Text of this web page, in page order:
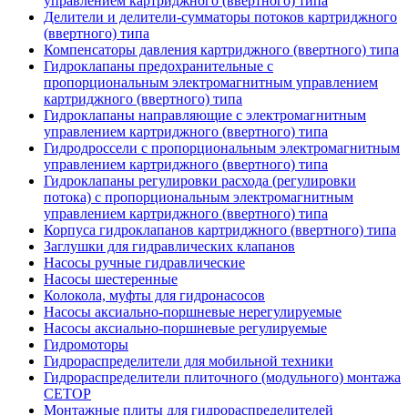
Делители и делители-сумматоры потоков картриджного
(ввертного) типа
Компенсаторы давления картриджного (ввертного) типа
Гидроклапаны предохранительные с
пропорциональным электромагнитным управлением
картриджного (ввертного) типа
Гидроклапаны направляющие с электромагнитным
управлением картриджного (ввертного) типа
Гидродроссели с пропорциональным электромагнитным
управлением картриджного (ввертного) типа
Гидроклапаны регулировки расхода (регулировки
потока) с пропорциональным электромагнитным
управлением картриджного (ввертного) типа
Корпуса гидроклапанов картриджного (ввертного) типа
Заглушки для гидравлических клапанов
Насосы ручные гидравлические
Насосы шестеренные
Колокола, муфты для гидронасосов
Насосы аксиально-поршневые нерегулируемые
Насосы аксиально-поршневые регулируемые
Гидромоторы
Гидрораспределители для мобильной техники
Гидрораспределители плиточного (модульного) монтажа
СЕТОР
Монтажные плиты для гидрораспределителей